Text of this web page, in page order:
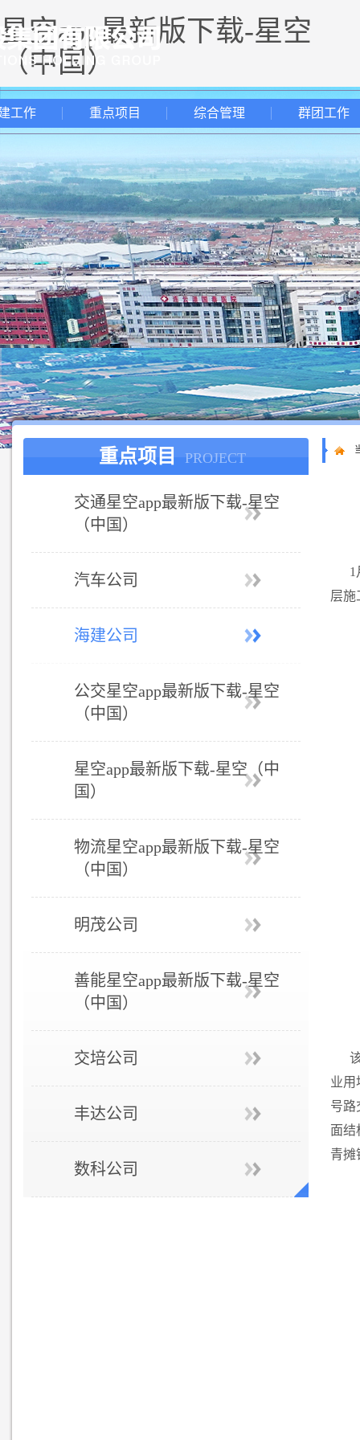
星空app最新版下载-星空
（中国）
工作 重点项目 综合管理 群团工作
重点项目 PROJECT
交通星空app最新版下载-星空
（中国）
汽车公司
海建公司
公交星空app最新版下载-星空
（中国）
星空app最新版下载-星空（中
国）
物流星空app最新版下载-星空
（中国）
明茂公司
善能星空app最新版下载-星空
（中国）
交培公司
丰达公司
数科公司
1
层施
业用
号路
面结
青摊